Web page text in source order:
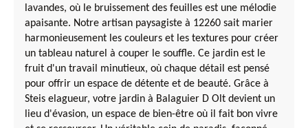
lavandes, où le bruissement des feuilles est une mélodie
apaisante. Notre artisan paysagiste à 12260 sait marier
harmonieusement les couleurs et les textures pour créer
un tableau naturel à couper le souffle. Ce jardin est le
fruit d'un travail minutieux, où chaque détail est pensé
pour offrir un espace de détente et de beauté. Grâce à
Steis elagueur, votre jardin à Balaguier D Olt devient un
lieu d'évasion, un espace de bien-être où il fait bon vivre